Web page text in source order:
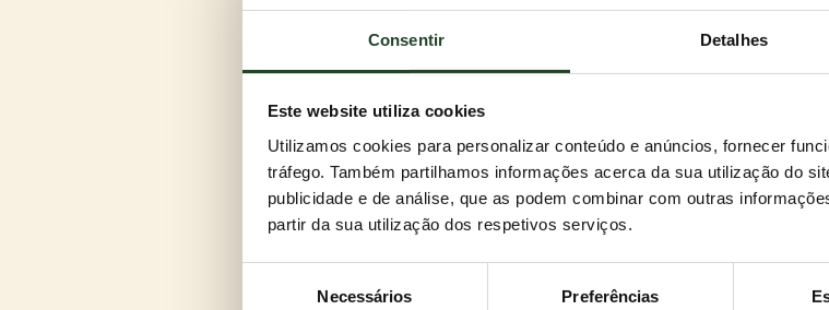
Consentir Detalhes
Este website utiliza cookies
Utilizamos cookies para personalizar conteúdo e anúncios, fornecer
tráfego. Também partilhamos informações acerca da sua utilização do
publicidade e de análise, que as podem combinar com outras
partir da sua utilização dos respetivos serviços.
Necessários Preferências
Apaixonado por borrego e veado?
em pastagens, veado de vida livre e frango do campo, tornando-a num